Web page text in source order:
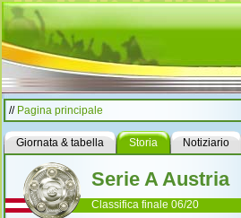
// Pagina principale
Giornata & tabella Storia Notiziario
Serie A Austria
Classifica finale 06/20